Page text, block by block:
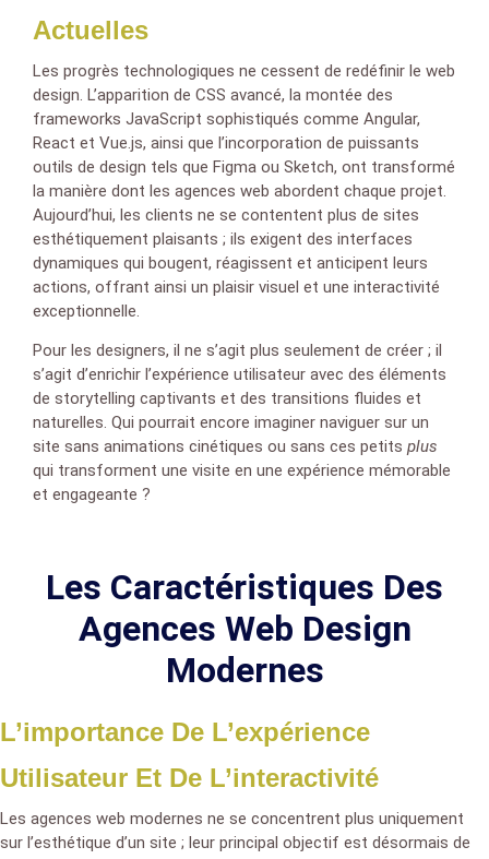
Actuelles
Les progrès technologiques ne cessent de redéfinir le web
design. L’apparition de CSS avancé, la montée des
frameworks JavaScript sophistiqués comme Angular,
React et Vue.js, ainsi que l’incorporation de puissants
outils de design tels que Figma ou Sketch, ont transformé
la manière dont les agences web abordent chaque projet.
Aujourd’hui, les clients ne se contentent plus de sites
esthétiquement plaisants ; ils exigent des interfaces
dynamiques qui bougent, réagissent et anticipent leurs
actions, offrant ainsi un plaisir visuel et une interactivité
exceptionnelle.
Pour les designers, il ne s’agit plus seulement de créer ; il
s’agit d’enrichir l’expérience utilisateur avec des éléments
de storytelling captivants et des transitions fluides et
naturelles. Qui pourrait encore imaginer naviguer sur un
site sans animations cinétiques ou sans ces petits plus
qui transforment une visite en une expérience mémorable
et engageante ?
Les Caractéristiques Des
Agences Web Design
Modernes
L’importance De L’expérience
Utilisateur Et De L’interactivité
Les agences web modernes ne se concentrent plus uniquement
sur l’esthétique d’un site ; leur principal objectif est désormais de